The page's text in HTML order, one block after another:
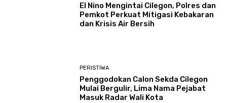
El Nino Mengintai Cilegon, Polres dan
Pemkot Perkuat Mitigasi Kebakaran
dan Krisis Air Bersih
PERISTIWA
Penggodokan Calon Sekda Cilegon
Mulai Bergulir, Lima Nama Pejabat
Masuk Radar Wali Kota